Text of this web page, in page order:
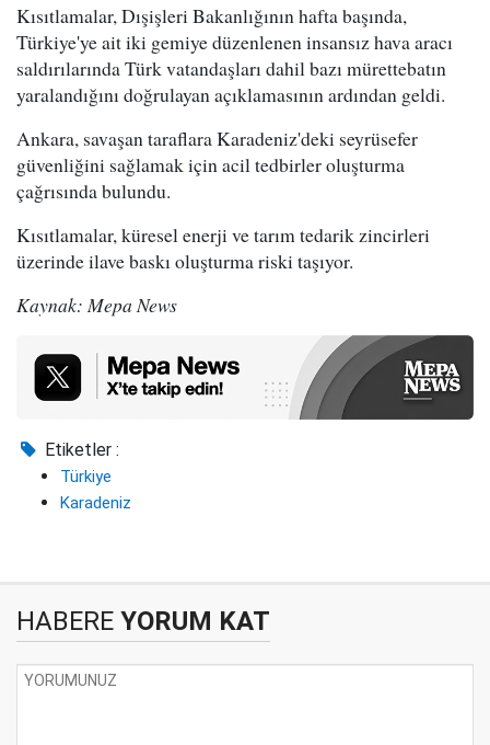
Kısıtlamalar, Dışişleri Bakanlığının hafta başında,
Türkiye'ye ait iki gemiye düzenlenen insansız hava aracı
saldırılarında Türk vatandaşları dahil bazı mürettebatın
yaralandığını doğrulayan açıklamasının ardından geldi.
Ankara, savaşan taraflara Karadeniz'deki seyrüsefer
güvenliğini sağlamak için acil tedbirler oluşturma
çağrısında bulundu.
Kısıtlamalar, küresel enerji ve tarım tedarik zincirleri
üzerinde ilave baskı oluşturma riski taşıyor.
Kaynak: Mepa News
Etiketler :
Türkiye
Karadeniz
HABERE YORUM KAT